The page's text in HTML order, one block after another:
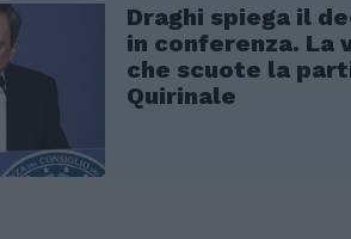
Draghi spiega il
in conferenza. La
che scuote la
Quirinale